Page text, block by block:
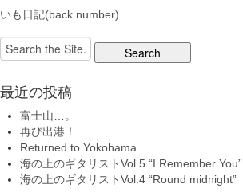
いも日記(back number)
Search
for:
最近の投稿
富士山…。
再び出港！
Returned to Yokohama…
海の上のギタリストVol.5 “I Remember You”
海の上のギタリストVol.4 “Round midnight”